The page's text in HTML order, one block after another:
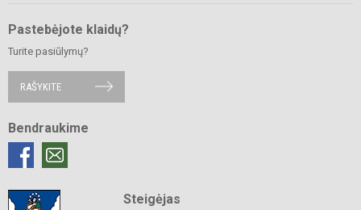
Pastebėjote klaidų?
Turite pasiūlymų?
RAŠYKITE
Bendraukime
Steigėjas